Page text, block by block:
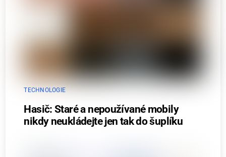
TECHNOLOGIE
Hasič: Staré a nepoužívané mobily
nikdy neukládejte jen tak do šuplíku